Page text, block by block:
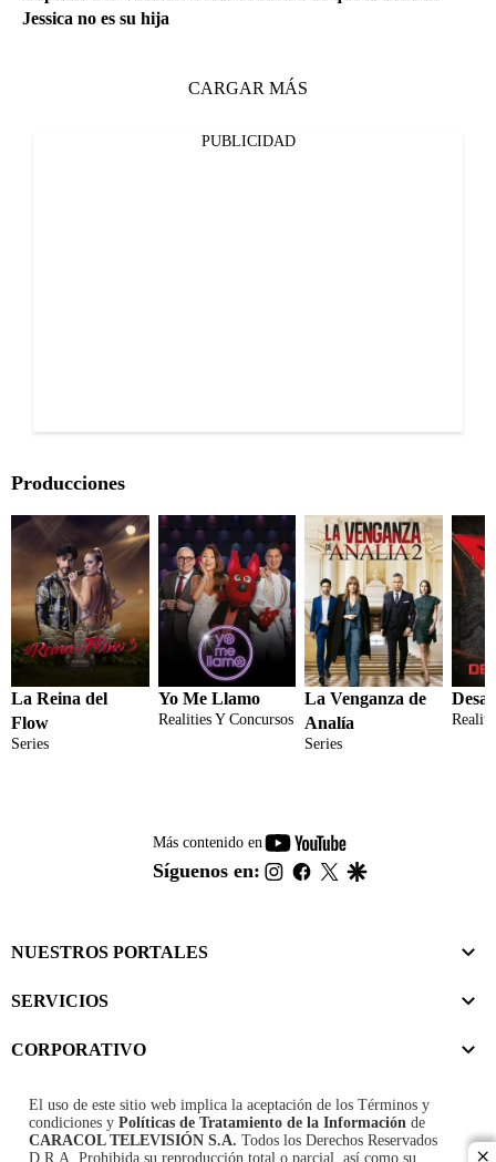
Jessica no es su hija
CARGAR MÁS
PUBLICIDAD
Producciones
La Reina del
Flow
Series
Yo Me Llamo
Realities Y Concursos
La Venganza de
Analía
Series
Más contenido en
youtube-
footer
Síguenos en: instagram
facebook
twitter
NUESTROS PORTALES
SERVICIOS
CORPORATIVO
El uso de este sitio web implica la aceptación de los Términos y
condiciones y Políticas de Tratamiento de la Información de
CARACOL TELEVISIÓN S.A. Todos los Derechos Reservados
D.R.A. Prohibida su reproducción total o parcial, así como su